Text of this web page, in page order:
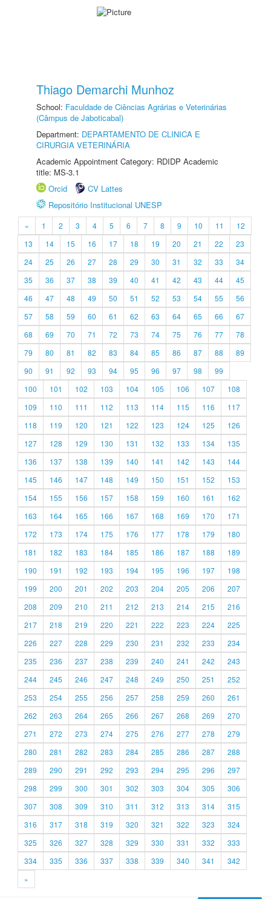
Thiago Demarchi Munhoz
School: Faculdade de Ciências Agrárias e Veterinárias
(Câmpus de Jaboticabal)
Department: DEPARTAMENTO DE CLINICA E
CIRURGIA VETERINÁRIA
Academic Appointment Category: RDIDP Academic
title: MS-3.1
Orcid
CV Lattes
Repositório Institucional UNESP
« 1 2 3 4 5 6 7 8 9 10 11
12
13
14 15 16 17 18 19 20 21 22
23
24
25 26 27 28 29 30 31 32 33
34
35
36 37 38 39 40 41 42 43 44
45
46
47 48 49 50 51 52 53 54 55
56
57
58 59 60 61 62 63 64 65 66
67
68
69 70 71 72 73 74 75 76 77
78
79
80 81 82 83 84 85 86 87 88
89
90
91 92 93 94 95 96 97 98
99
100
101 102 103 104 105 106 107
108
109
110 111 112 113 114 115 116
117
118
119 120 121 122 123 124 125
126
127
128 129 130 131 132 133 134
135
136
137 138 139 140 141 142 143
144
145
146 147 148 149 150 151 152
153
154
155 156 157 158 159 160 161
162
163
164 165 166 167 168 169 170
171
172
173 174 175 176 177 178 179
180
181
182 183 184 185 186 187 188
189
190
191 192 193 194 195 196 197
198
199
200 201 202 203 204 205 206
207
208
209 210 211 212 213 214 215
216
217
218 219 220 221 222 223 224
225
226
227 228 229 230 231 232 233
234
235
236 237 238 239 240 241 242
243
244
245 246 247 248 249 250 251
252
253
254 255 256 257 258 259 260
261
262
263 264 265 266 267 268 269
270
271
272 273 274 275 276 277 278
279
280
281 282 283 284 285 286 287
288
289
290 291 292 293 294 295 296
297
298
299 300 301 302 303 304 305
306
307
308 309 310 311 312 313 314
315
316
317 318 319 320 321 322 323
324
325
326 327 328 329 330 331 332
333
334
335 336 337 338 339 340 341
342
»